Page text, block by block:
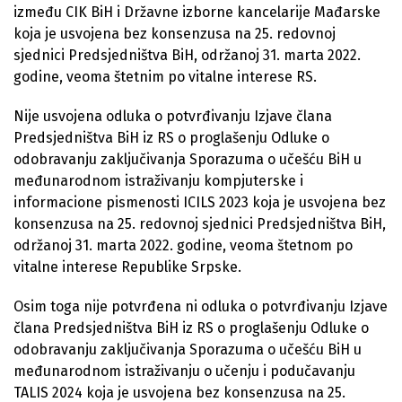
između CIK BiH i Državne izborne kancelarije Mađarske
koja je usvojena bez konsenzusa na 25. redovnoj
sjednici Predsjedništva BiH, održanoj 31. marta 2022.
godine, veoma štetnim po vitalne interese RS.
Nije usvojena odluka o potvrđivanju Izjave člana
Predsjedništva BiH iz RS o proglašenju Odluke o
odobravanju zaključivanja Sporazuma o učešću BiH u
međunarodnom istraživanju kompjuterske i
informacione pismenosti ICILS 2023 koja je usvojena bez
konsenzusa na 25. redovnoj sjednici Predsjedništva BiH,
održanoj 31. marta 2022. godine, veoma štetnom po
vitalne interese Republike Srpske.
Osim toga nije potvrđena ni odluka o potvrđivanju Izjave
člana Predsjedništva BiH iz RS o proglašenju Odluke o
odobravanju zaključivanja Sporazuma o učešću BiH u
međunarodnom istraživanju o učenju i podučavanju
TALIS 2024 koja je usvojena bez konsenzusa na 25.